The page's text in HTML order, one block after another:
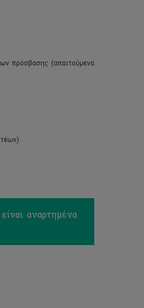
πρόσβασης (απαιτούμενα
αναρτημένα